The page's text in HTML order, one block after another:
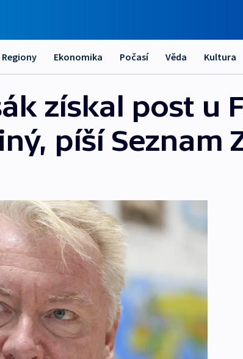
Regiony Ekonomika Počasí Věda Kultura
získal post u
píší Seznam